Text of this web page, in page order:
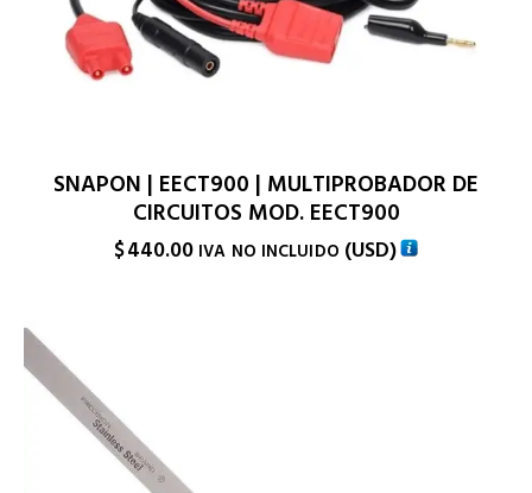
SNAPON | EECT900 | MULTIPROBADOR DE
CIRCUITOS MOD. EECT900
$440.00 IVA NO INCLUIDO (USD)